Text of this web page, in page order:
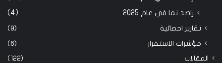
راصد نما في عام 2025
(4)
تقارير احصائية (9)
مؤشرات الاستقرار (6)
المقالات (122)